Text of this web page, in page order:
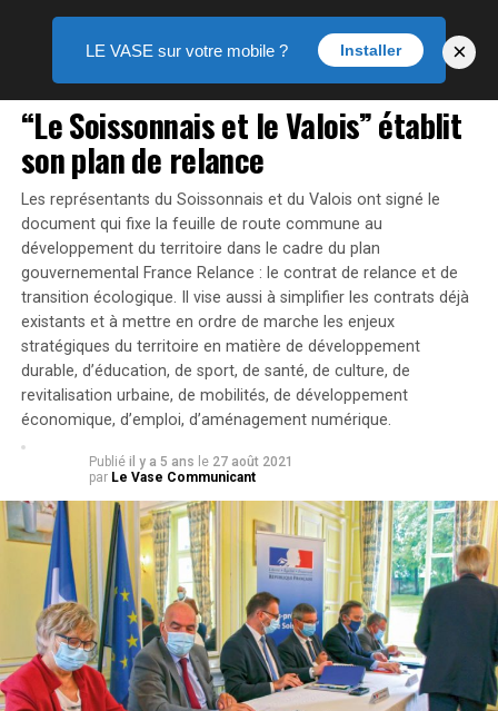
ACTUALITÉS
“Le Soissonnais et le Valois” établit
son plan de relance
Les représentants du Soissonnais et du Valois ont signé le
document qui fixe la feuille de route commune au
développement du territoire dans le cadre du plan
gouvernemental France Relance : le contrat de relance et de
transition écologique. Il vise aussi à simplifier les contrats déjà
existants et à mettre en ordre de marche les enjeux
stratégiques du territoire en matière de développement
durable, d’éducation, de sport, de santé, de culture, de
revitalisation urbaine, de mobilités, de développement
économique, d’emploi, d’aménagement numérique.
Publié il y a 5 ans le 27 août 2021
par Le Vase Communicant
LE VASE sur votre mobile ? Installer ×